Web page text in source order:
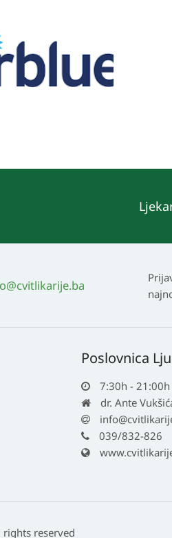
Poslovnica
7:30h - 21:00h
dr. Ante
039/832-826
reserved